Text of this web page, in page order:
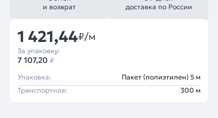
доставка по России
и возврат
1 421,44₽/м
За упаковку:
7 107,20 ₽
Упаковка:
Пакет (полиэтилен) 5 м
Транспортная:
300 м